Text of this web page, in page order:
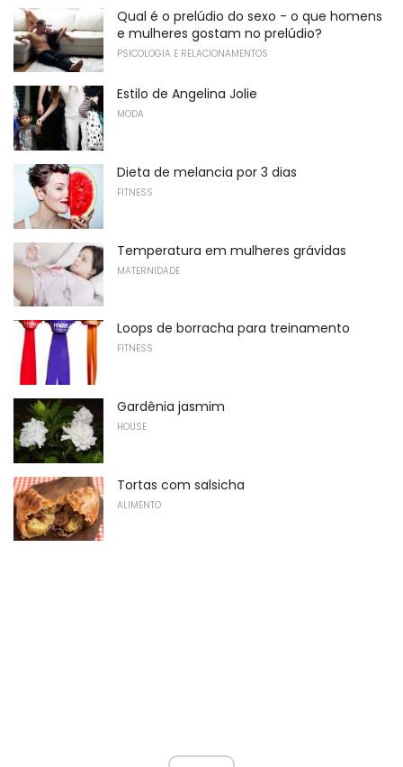
Qual é o prelúdio do sexo - o que homens
e mulheres gostam no prelúdio?
PSICOLOGIA E RELACIONAMENTOS
Estilo de Angelina Jolie
MODA
Dieta de melancia por 3 dias
FITNESS
Temperatura em mulheres grávidas
MATERNIDADE
Loops de borracha para treinamento
FITNESS
Gardênia jasmim
HOUSE
Tortas com salsicha
ALIMENTO